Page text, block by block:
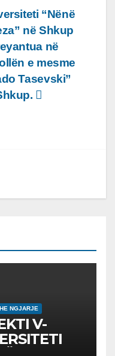
“Nënë
në Shkup
në
e mesme
Tasevski”
NGJARJE
V-